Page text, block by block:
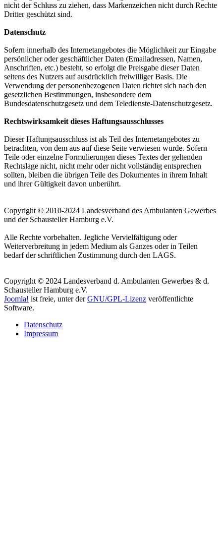
nicht der Schluss zu ziehen, dass Markenzeichen nicht durch Rechte
Dritter geschützt sind.
Datenschutz
Sofern innerhalb des Internetangebotes die Möglichkeit zur Eingabe
persönlicher oder geschäftlicher Daten (Emailadressen, Namen,
Anschriften, etc.) besteht, so erfolgt die Preisgabe dieser Daten
seitens des Nutzers auf ausdrücklich freiwilliger Basis. Die
Verwendung der personenbezogenen Daten richtet sich nach den
gesetzlichen Bestimmungen, insbesondere dem
Bundesdatenschutzgesetz und dem Teledienste-Datenschutzgesetz.
Rechtswirksamkeit dieses Haftungsausschlusses
Dieser Haftungsausschluss ist als Teil des Internetangebotes zu
betrachten, von dem aus auf diese Seite verwiesen wurde. Sofern
Teile oder einzelne Formulierungen dieses Textes der geltenden
Rechtslage nicht, nicht mehr oder nicht vollständig entsprechen
sollten, bleiben die übrigen Teile des Dokumentes in ihrem Inhalt
und ihrer Gültigkeit davon unberührt.
Copyright © 2010-2024 Landesverband des Ambulanten Gewerbes
und der Schausteller Hamburg e.V.
Alle Rechte vorbehalten. Jegliche Vervielfältigung oder
Weiterverbreitung in jedem Medium als Ganzes oder in Teilen
bedarf der schriftlichen Zustimmung durch den LAGS.
Copyright © 2024 Landesverband d. Ambulanten Gewerbes & d.
Schausteller Hamburg e.V.
Joomla! ist freie, unter derGNU/GPL-Lizenz veröffentlichte
Software.
Datenschutz
Impressum